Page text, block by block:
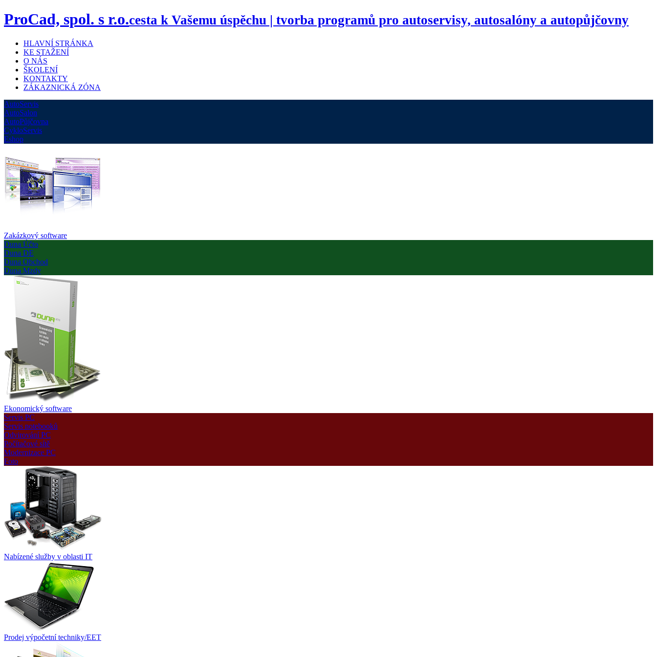
ProCad, spol. s r.o.cesta k Vašemu úspěchu | tvorba programů pro autoservisy, autosalóny a autopůjčovny
HLAVNÍ STRÁNKA
KE STAŽENÍ
O NÁS
ŠKOLENÍ
KONTAKTY
ZÁKAZNICKÁ ZÓNA
AutoServis
AutoSalon
AutoPůjčovna
CykloServis
Eshop
Zakázkový software
Duna Účto
Duna DE
Duna Obchod
Duna Mzdy
Ekonomický software
Servis PC
Servis notebooků
Odvirování PC
Počítačové sítě
Modernizace PC
Foto
Nabízené služby v oblasti IT
Prodej výpočetní techniky/EET